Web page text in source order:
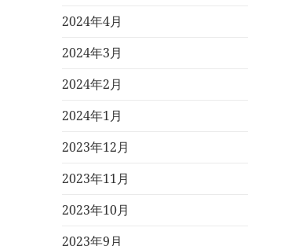
2024年4月
2024年3月
2024年2月
2024年1月
2023年12月
2023年11月
2023年10月
2023年9月